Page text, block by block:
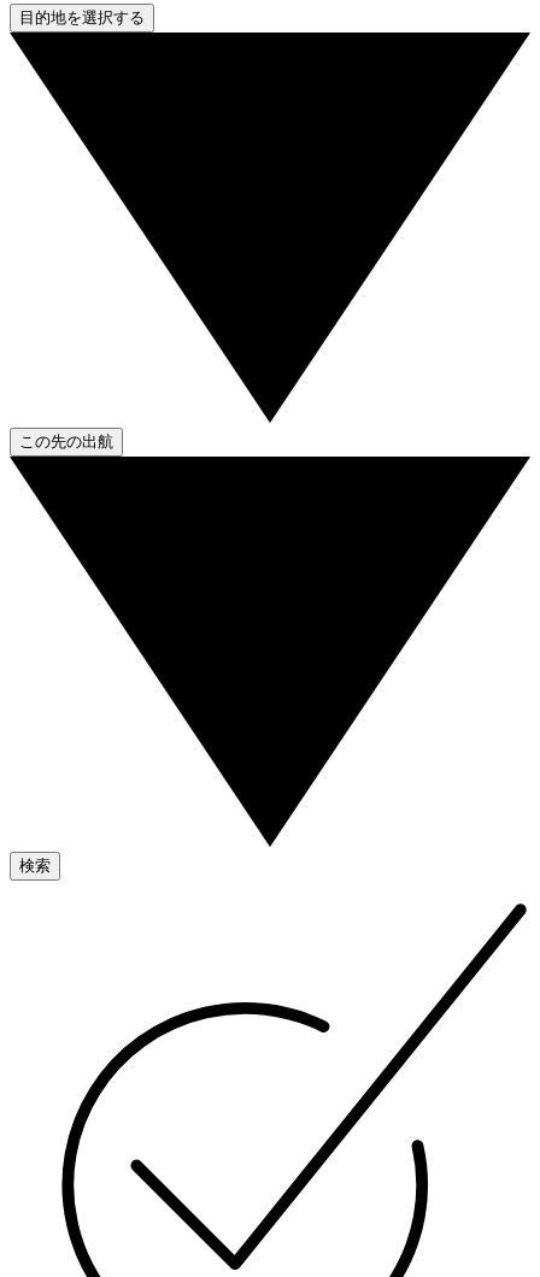
目的地を選択する
この先の出航
検索